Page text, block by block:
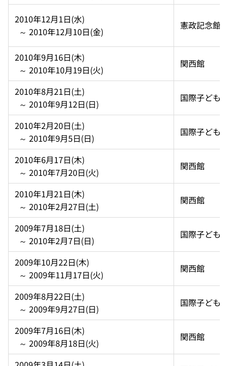
2010年12月1日(水)
  ～ 2010年12月10日(金)
憲政記念館
2010年9月16日(木)
  ～ 2010年10月19日(火)
関西館
2010年8月21日(土)
  ～ 2010年9月12日(日)
国際子ども
2010年2月20日(土)
  ～ 2010年9月5日(日)
国際子ども
2010年6月17日(木)
  ～ 2010年7月20日(火)
関西館
2010年1月21日(木)
  ～ 2010年2月27日(土)
関西館
2009年7月18日(土)
  ～ 2010年2月7日(日)
国際子ども
2009年10月22日(木)
  ～ 2009年11月17日(火)
関西館
2009年8月22日(土)
  ～ 2009年9月27日(日)
国際子ども
2009年7月16日(木)
  ～ 2009年8月18日(火)
関西館